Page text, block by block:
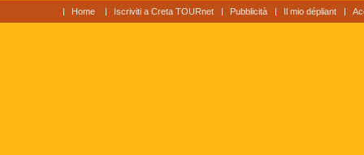
Home Iscriviti a Creta TOURnet Pubblicità Il mio dépliant